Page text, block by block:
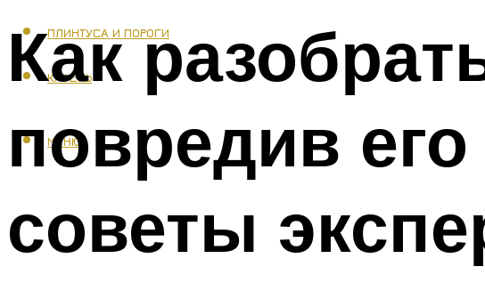
ПЛИНТУСА И ПОРОГИ
КАФЕЛЬ
МЕНЮ
Как
повредив
советы